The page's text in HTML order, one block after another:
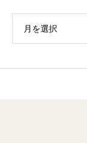
月を選択